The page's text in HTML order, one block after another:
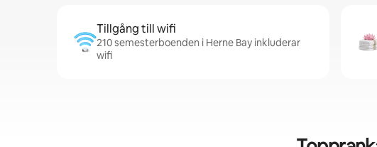
Tillgång till wifi
210 semesterboenden i Herne Bay inkluderar
wifi